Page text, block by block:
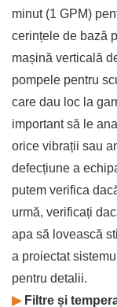
minut (1 GPM)
cerințele de bază
mașină verticală
pompele pentru
care dau loc la
important să le
orice vibrații sau
defecțiune a
putem verifica
urmă, verificați
apa să lovească
a proiectat
pentru detalii.
▶Filtre și